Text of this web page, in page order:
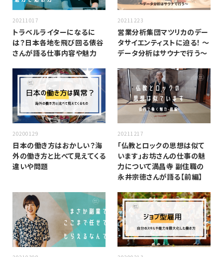
20211017
トラベルライターになるに
は？日本各地を飛び回る俵谷
さんが語る仕事内容や魅力
20211223
営業分析集団マツリカのデー
タサイエンティストに迫る！ 〜
データ分析はサウナで行う〜
20200129
日本の働き方はおかしい？海
外の働き方と比べて見えてくる
違いや問題
20211217
「仏教とロックの思想は似て
います」お坊さんの仕事の魅
力について満昌寺 副住職の
永井宗徳さんが語る【前編】